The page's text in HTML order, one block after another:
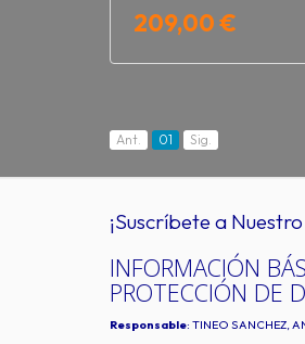
209,00 €
Ant. 01 Sig.
¡Suscríbete a
INFORMACIÓN
PROTECCIÓN DE
Responsable: TINEO SANCHEZ,